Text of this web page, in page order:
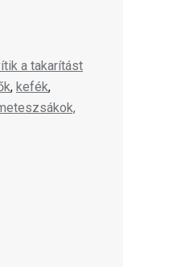
a takarítást
, kefék,